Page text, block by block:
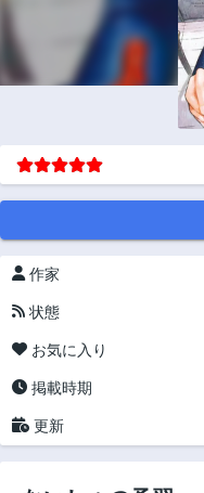
作家
状態
お気に入り
掲載時期
更新